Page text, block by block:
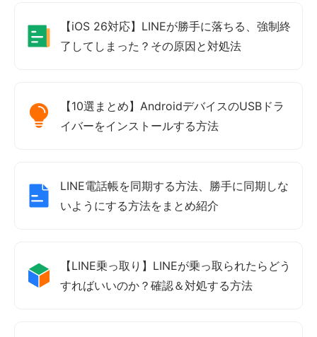
【iOS 26対応】LINEが勝手に落ちる、強制終
了してしまった？その原因と対処法
【10選まとめ】AndroidデバイスのUSBドラ
イバーをインストールする方法
LINE電話帳を同期する方法、勝手に同期しな
いようにする方法をまとめ紹介
【LINE乗っ取り】LINEが乗っ取られたらどう
すればいいのか？確認＆対処する方法